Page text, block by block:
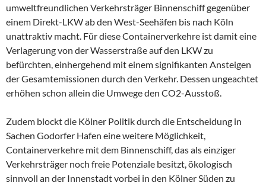
umweltfreundlichen Verkehrsträger Binnenschiff gegenüber
einem Direkt-LKW ab den West-Seehäfen bis nach Köln
unattraktiv macht. Für diese Containerverkehre ist damit eine
Verlagerung von der Wasserstraße auf den LKW zu
befürchten, einhergehend mit einem signifikanten Ansteigen
der Gesamtemis­sionen durch den Verkehr. Dessen ungeachtet
erhöhen schon allein die Umwege den CO2-Ausstoß.
Zudem blockt die Kölner Politik durch die Entscheidung in
Sachen Godorfer Hafen eine weitere Möglichkeit,
Containerverkehre mit dem Binnenschiff, das als einziger
Verkehrsträger noch freie Potenziale besitzt, ökologisch
sinnvoll an der Innenstadt vorbei in den Kölner Süden zu